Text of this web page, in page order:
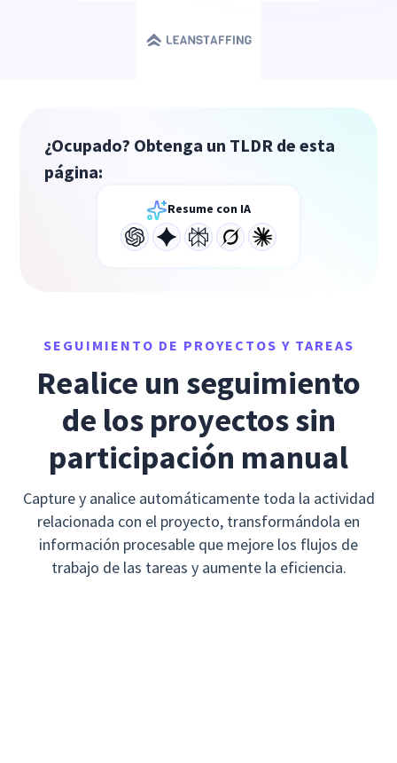
¿Ocupado? Obtenga un TLDR de esta
página:
Resume con IA
SEGUIMIENTO DE PROYECTOS Y TAREAS
Realice un seguimiento
de los proyectos sin
participación manual
Capture y analice automáticamente toda la actividad
relacionada con el proyecto, transformándola en
información procesable que mejore los flujos de
trabajo de las tareas y aumente la eficiencia.